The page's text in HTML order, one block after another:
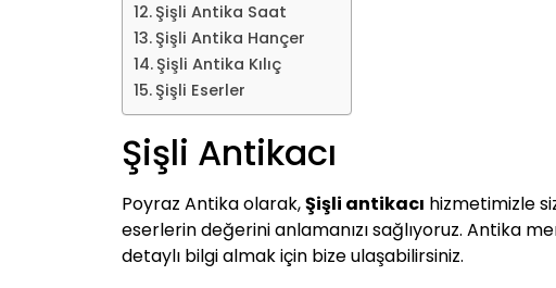
Şişli Antika Saat
Şişli Antika Hançer
Şişli Antika Kılıç
Şişli Eserler
Şişli Antikacı
Poyraz Antika olarak,Şişli antikacı hizmetimizle
eserlerin değerini anlamanızı sağlıyoruz. Antika
detaylı bilgi almak için bize ulaşabilirsiniz.